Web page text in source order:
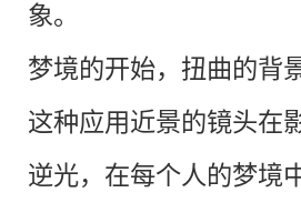
象。
梦境的开始，扭曲的
这种应用近景的镜头
逆光，在每个人的梦